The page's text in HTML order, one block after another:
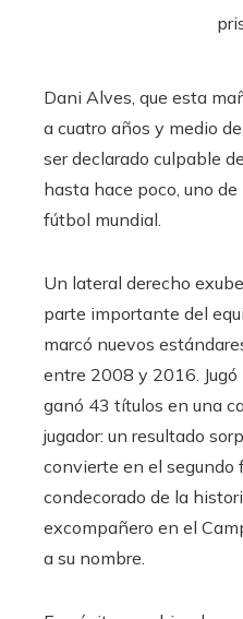
Dani Alves, que esta
a cuatro años y medio
ser declarado culpable
hasta hace poco, uno
fútbol mundial.
Un lateral derecho
parte importante del
marcó nuevos
entre 2008 y 2016.
ganó 43 títulos en una
jugador: un resultado
convierte en el segundo
condecorado de la
excompañero en el
a su nombre.